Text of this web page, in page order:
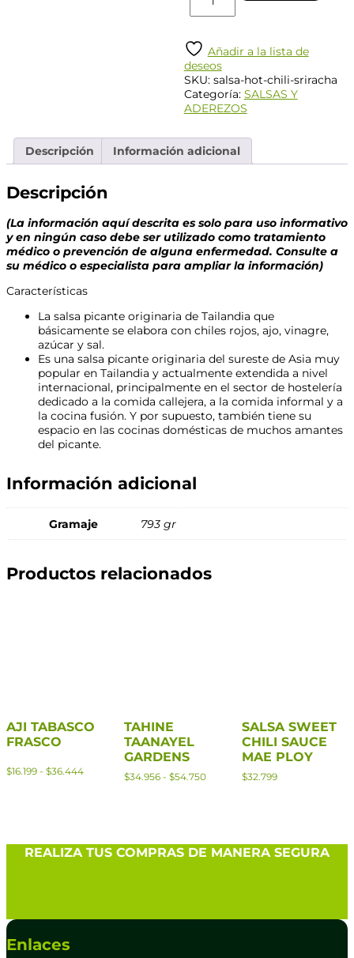
Añadir a la lista de
deseos
SKU: salsa-hot-chili-sriracha
Categoría: SALSAS Y
ADEREZOS
Descripción Información adicional
Descripción
(La información aquí descrita es solo para uso informativo
y en ningún caso debe ser utilizado como tratamiento
médico o prevención de alguna enfermedad. Consulte a
su médico o especialista para ampliar la información)
Características
La salsa picante originaria de Tailandia que
básicamente se elabora con chiles rojos, ajo, vinagre,
azúcar y sal.
Es una salsa picante originaria del sureste de Asia muy
popular en Tailandia y actualmente extendida a nivel
internacional, principalmente en el sector de hostelería
dedicado a la comida callejera, a la comida informal y a
la cocina fusión. Y por supuesto, también tiene su
espacio en las cocinas domésticas de muchos amantes
del picante.
Información adicional
Gramaje 793 gr
Productos relacionados
AJI TABASCO
FRASCO
$16.199 - $36.444
TAHINE
TAANAYEL
GARDENS
$34.956 - $54.750
SALSA SWEET
CHILI SAUCE
MAE PLOY
$32.799
REALIZA TUS COMPRAS DE MANERA SEGURA
Enlaces